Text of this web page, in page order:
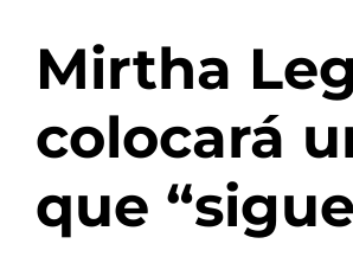
Mirtha
colocará
que